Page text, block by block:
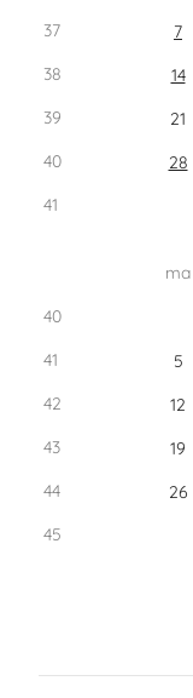
37
7
38
14
39
21
40
28
41
ma
40
41
5
42
12
43
19
44
26
45